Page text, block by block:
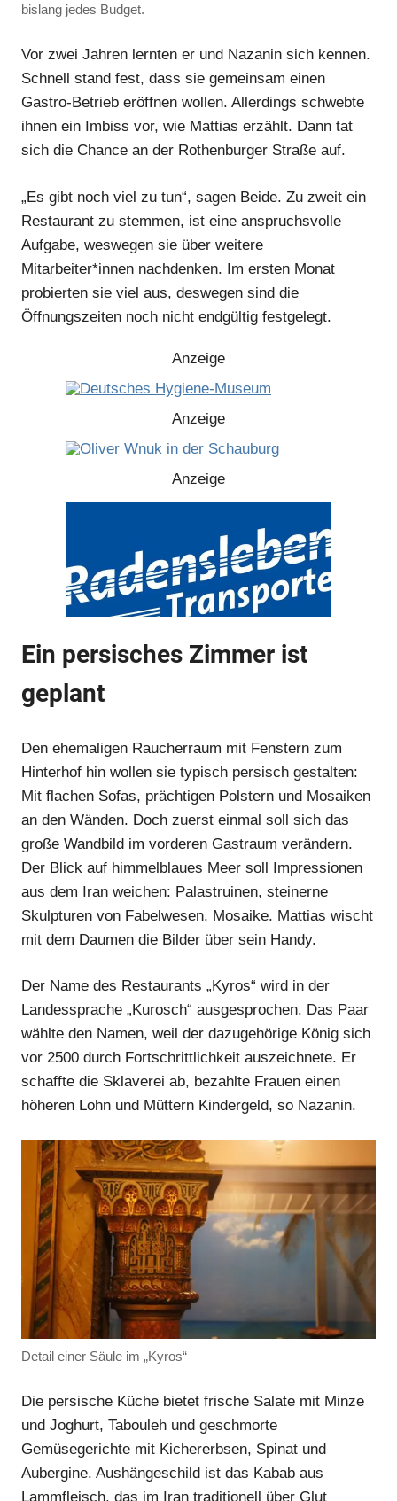
Anzeige
Anzeige
Anzeige
Anzeige
bislang jedes Budget.
Vor zwei Jahren lernten er und Nazanin sich kennen.
Schnell stand fest, dass sie gemeinsam einen
Gastro-Betrieb eröffnen wollen. Allerdings schwebte
ihnen ein Imbiss vor, wie Mattias erzählt. Dann tat
sich die Chance an der Rothenburger Straße auf.
„Es gibt noch viel zu tun“, sagen Beide. Zu zweit ein
Restaurant zu stemmen, ist eine anspruchsvolle
Aufgabe, weswegen sie über weitere
Mitarbeiter*innen nachdenken. Im ersten Monat
probierten sie viel aus, deswegen sind die
Öffnungszeiten noch nicht endgültig festgelegt.
Anzeige
Anzeige
Anzeige
Anzeige
Anzeige
Anzeige
Ein persisches Zimmer ist
geplant
Den ehemaligen Raucherraum mit Fenstern zum
Hinterhof hin wollen sie typisch persisch gestalten:
Mit flachen Sofas, prächtigen Polstern und Mosaiken
an den Wänden. Doch zuerst einmal soll sich das
große Wandbild im vorderen Gastraum verändern.
Der Blick auf himmelblaues Meer soll Impressionen
aus dem Iran weichen: Palastruinen, steinerne
Skulpturen von Fabelwesen, Mosaike. Mattias wischt
mit dem Daumen die Bilder über sein Handy.
Der Name des Restaurants „Kyros“ wird in der
Landessprache „Kurosch“ ausgesprochen. Das Paar
wählte den Namen, weil der dazugehörige König sich
vor 2500 durch Fortschrittlichkeit auszeichnete. Er
schaffte die Sklaverei ab, bezahlte Frauen einen
höheren Lohn und Müttern Kindergeld, so Nazanin.
Detail einer Säule im „Kyros“
Die persische Küche bietet frische Salate mit Minze
und Joghurt, Tabouleh und geschmorte
Gemüsegerichte mit Kichererbsen, Spinat und
Aubergine. Aushängeschild ist das Kabab aus
Lammfleisch, das im Iran traditionell über Glut